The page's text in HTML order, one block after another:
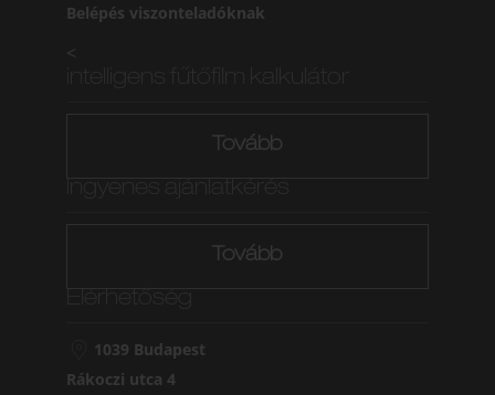
Belépés viszonteladóknak
<
Tovább
Tovább
1039 Budapest
Rákoczi utca 4